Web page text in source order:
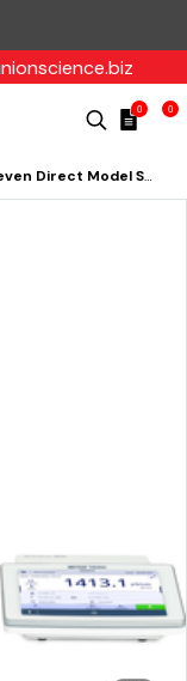
0 0
SD30-Kit, Mettler Toledo